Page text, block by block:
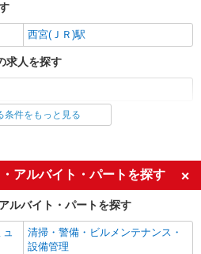
西宮(ＪＲ)駅
求人を探す
駅の求人を探す
求人を探す
未経験歓迎
新卒・第二新卒歓迎
主婦・主夫歓迎
条件をもっと見る
アルバイト・パートを探す
ルバイト・パートを探す
清掃・警備・ビルメンテナンス・
設備管理